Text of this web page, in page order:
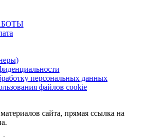
персональных данных
файлов сookie
сайта, прямая ссылка на